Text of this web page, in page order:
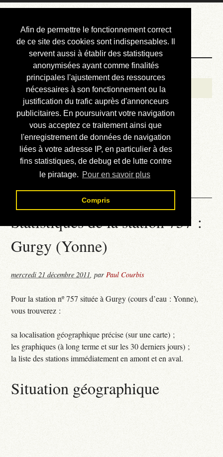
Afin de permettre le fonctionnement correct
de ce site des cookies sont indispensables. Il
servent aussi à établir des statistiques
anonymisées ayant comme finalités
principales l'ajustement des ressources
nécessaires à son fonctionnement ou la
justification du trafic auprès d'annonceurs
publicitaires. En poursuivant votre navigation
vous acceptez ce traitement ainsi que
l'enregistrement de données de navigation
liées à votre adresse IP, en particulier à des
fins statistiques, de debug et de lutte contre
le piratage. Pour en savoir plus
Compris
Courbis, « LE »
Blog Officiel
Bienvenue
Réalisations
Divers (et d’été)
Annonces
Liens externes
Téléchargement
Contact
Statistiques de la station 757 :
Gurgy (Yonne)
mercredi 21 décembre 2011,parPaul Courbis
Pour la station nº 757 située à Gurgy (cours d’eau : Yonne),
vous trouverez :
sa localisation géographique précise (sur une carte) ;
les graphiques (à long terme et sur les 30 derniers jours) ;
la liste des stations immédiatement en amont et en aval.
Situation géographique